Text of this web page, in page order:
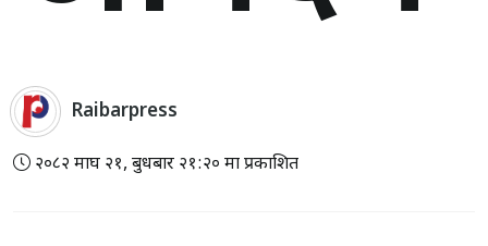
Raibarpress
२०८२ माघ २१, बुधबार २१:२० मा प्रकाशित